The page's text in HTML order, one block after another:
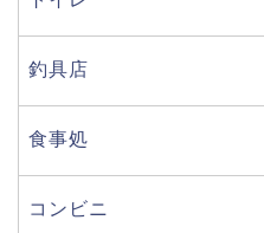
釣具店
食事処
コンビニ